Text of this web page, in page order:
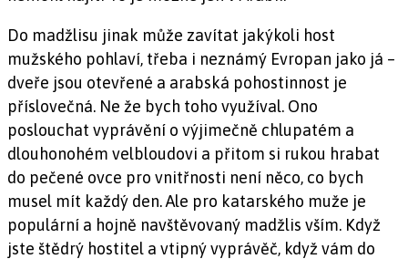
Do madžlisu jinak může zavítat jakýkoli host
mužského pohlaví, třeba i neznámý Evropan jako já –
dveře jsou otevřené a arabská pohostinnost je
příslovečná. Ne že bych toho využíval. Ono
poslouchat vyprávění o výjimečně chlupatém a
dlouhonohém velbloudovi a přitom si rukou hrabat
do pečené ovce pro vnitřnosti není něco, co bych
musel mít každý den. Ale pro katarského muže je
populární a hojně navštěvovaný madžlis vším. Když
jste štědrý hostitel a vtipný vyprávěč, když vám do